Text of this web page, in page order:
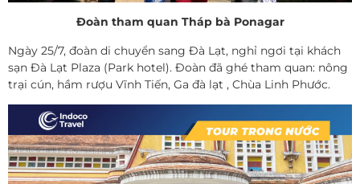
Đoàn tham quan Tháp bà Ponagar
Ngày 25/7, đoàn di chuyển sang Đà Lạt, nghỉ ngơi tại khách
sạn Đà Lạt Plaza (Park hotel). Đoàn đã ghé tham quan: nông
trại cún, hầm rượu Vĩnh Tiến, Ga đà lạt , Chùa Linh Phước.